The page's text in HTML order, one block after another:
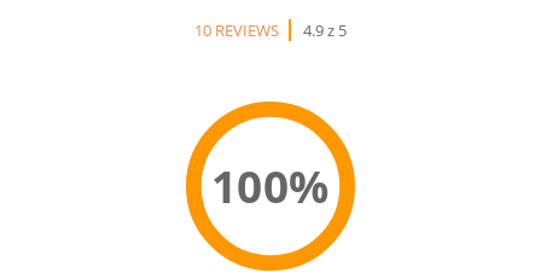
10 REVIEWS
4.9 z 5
100%